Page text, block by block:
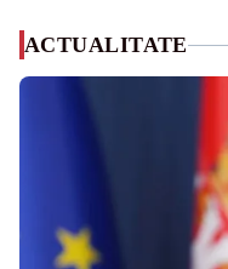
ACTUALITATE